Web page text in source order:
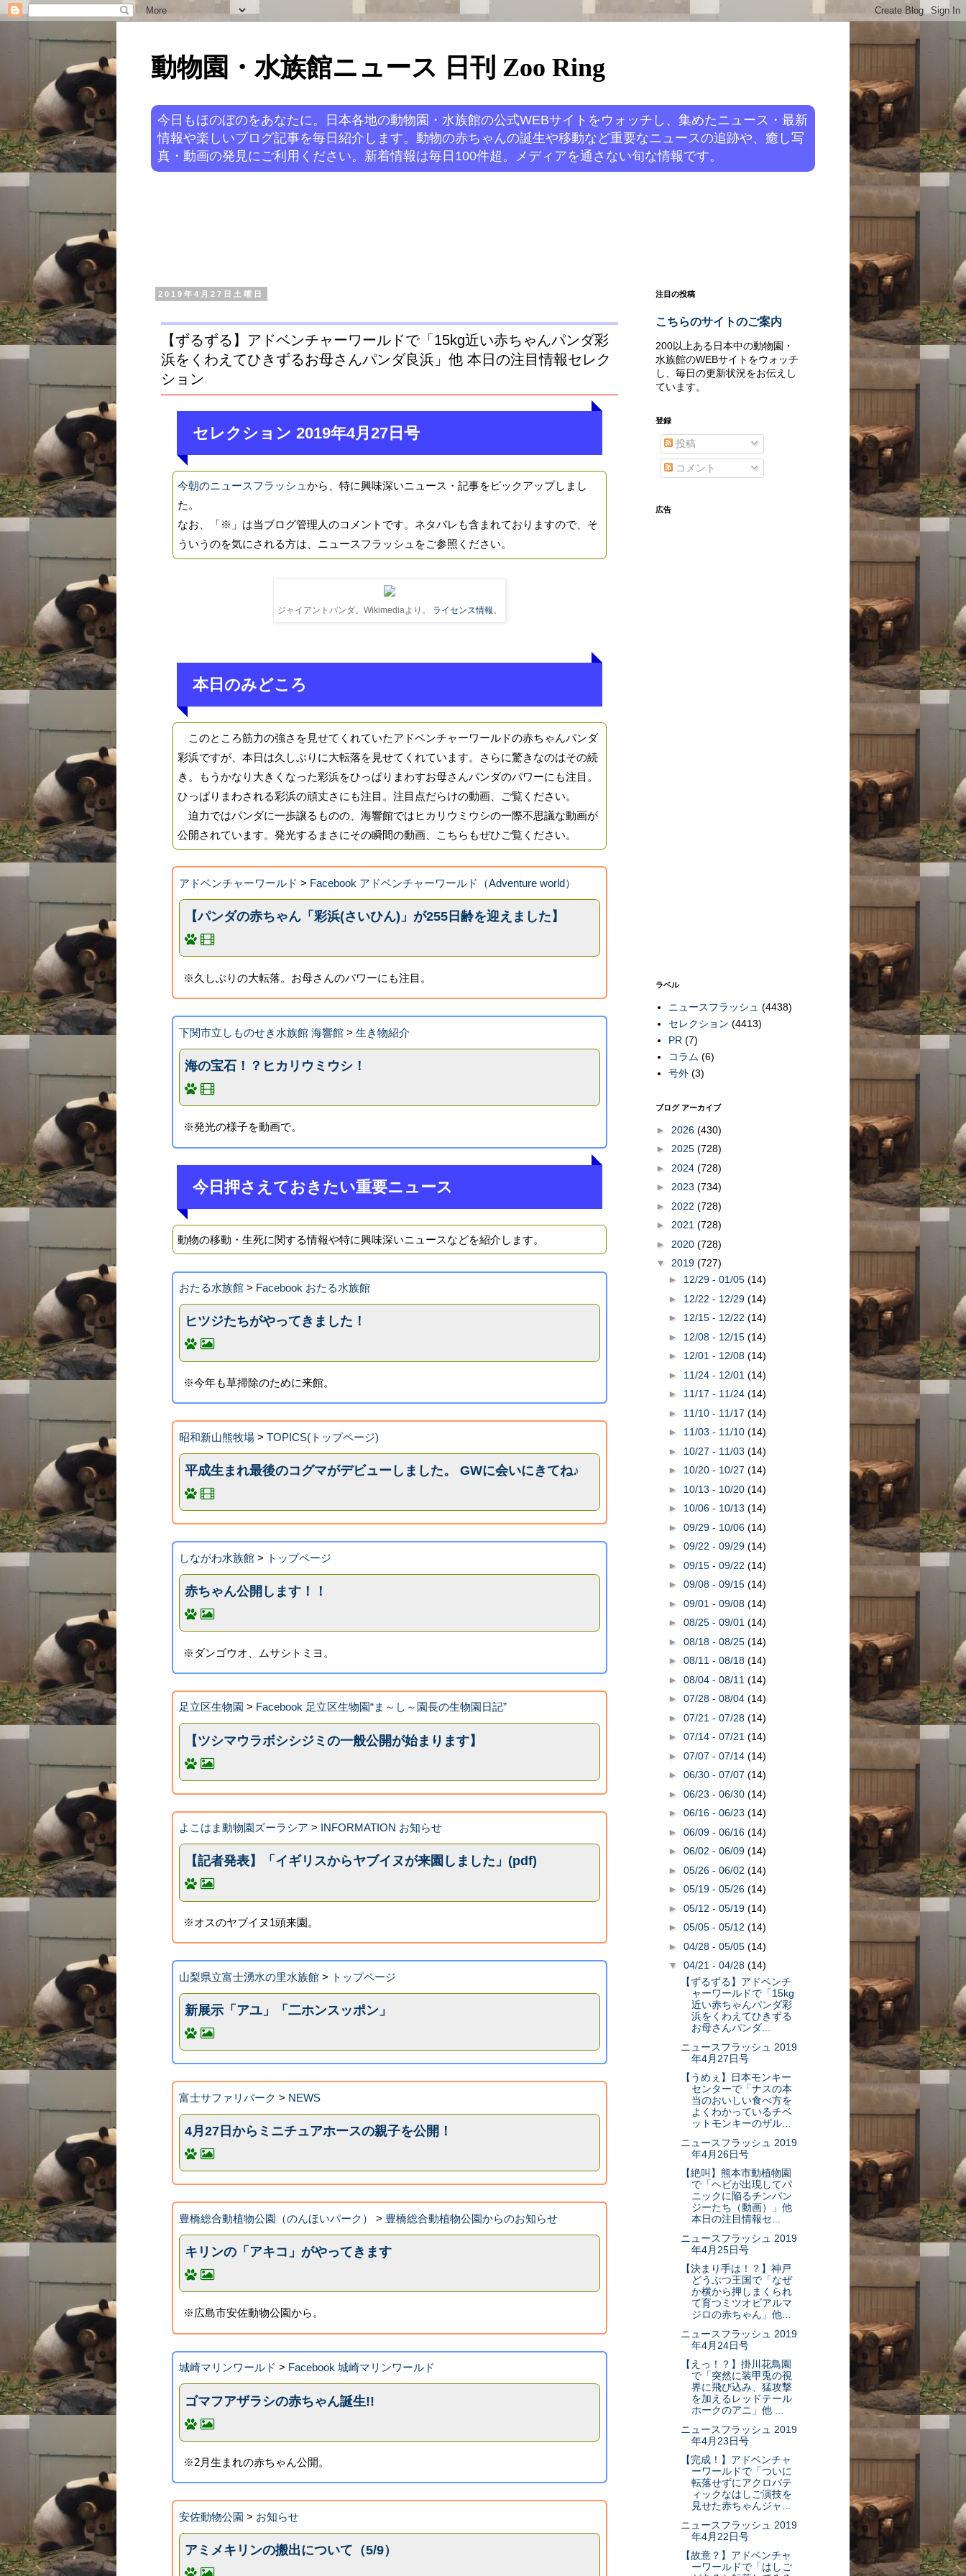
動物園・水族館ニュース 日刊 Zoo Ring
今日もほのぼのをあなたに。日本各地の動物園・水族館の公式WEBサイトをウォッチし、集めたニュース・最新
情報や楽しいブログ記事を毎日紹介します。動物の赤ちゃんの誕生や移動など重要なニュースの追跡や、癒し写
真・動画の発見にご利用ください。新着情報は毎日100件超。メディアを通さない旬な情報です。
2019年4月27日土曜日
【ずるずる】アドベンチャーワールドで「15kg近い赤ちゃんパンダ彩
浜をくわえてひきずるお母さんパンダ良浜」他 本日の注目情報セレク
ション
セレクション 2019年4月27日号
今朝のニュースフラッシュから、特に興味深いニュース・記事をピックアップしまし
た。
なお、「※」は当ブログ管理人のコメントです。ネタバレも含まれておりますので、そ
ういうのを気にされる方は、ニュースフラッシュをご参照ください。
ジャイアントパンダ。Wikimediaより。 ライセンス情報 。
本日のみどころ
このところ筋力の強さを見せてくれていたアドベンチャーワールドの赤ちゃんパンダ
彩浜ですが、本日は久しぶりに大転落を見せてくれています。さらに驚きなのはその続
き。もうかなり大きくなった彩浜をひっぱりまわすお母さんパンダのパワーにも注目。
ひっぱりまわされる彩浜の頑丈さにも注目。注目点だらけの動画、ご覧ください。
迫力ではパンダに一歩譲るものの、海響館ではヒカリウミウシの一際不思議な動画が
公開されています。発光するまさにその瞬間の動画、こちらもぜひご覧ください。
アドベンチャーワールド > Facebook アドベンチャーワールド（Adventure world）
【パンダの赤ちゃん「彩浜(さいひん)」が255日齢を迎えました】
※久しぶりの大転落。お母さんのパワーにも注目。
下関市立しものせき水族館 海響館 >生き物紹介
海の宝石！？ヒカリウミウシ！
※発光の様子を動画で。
今日押さえておきたい重要ニュース
動物の移動・生死に関する情報や特に興味深いニュースなどを紹介します。
おたる水族館 > Facebook おたる水族館
ヒツジたちがやってきました！
※今年も草掃除のために来館。
昭和新山熊牧場 >TOPICS(トップページ)
平成生まれ最後のコグマがデビューしました。 GWに会いにきてね♪
しながわ水族館 > トップページ
赤ちゃん公開します！！
※ダンゴウオ、ムサシトミヨ。
足立区生物園 > Facebook 足立区生物園“ま～し～園長の生物園日記”
【ツシマウラボシシジミの一般公開が始まります】
よこはま動物園ズーラシア > INFORMATION お知らせ
【記者発表】「イギリスからヤブイヌが来園しました」(pdf)
※オスのヤブイヌ1頭来園。
山梨県立富士湧水の里水族館 > トップページ
新展示「アユ」「二ホンスッポン」
富士サファリパーク > NEWS
4月27日からミニチュアホースの親子を公開！
豊橋総合動植物公園（のんほいパーク） > 豊橋総合動植物公園からのお知らせ
キリンの「アキコ」がやってきます
※広島市安佐動物公園から。
城崎マリンワールド > Facebook 城崎マリンワールド
ゴマフアザラシの赤ちゃん誕生!!
※2月生まれの赤ちゃん公開。
安佐動物公園 > お知らせ
アミメキリンの搬出について（5/9）
注目の投稿
こちらのサイトのご案内
200以上ある日本中の動物園・
水族館のWEBサイトをウォッチ
し、毎日の更新状況をお伝えし
ています。
登録
投稿
コメント
広告
ラベル
ニュースフラッシュ (4438)
セレクション (4413)
PR (7)
コラム (6)
号外 (3)
ブログ アーカイブ
► 2026 (430)
► 2025 (728)
► 2024 (728)
► 2023 (734)
► 2022 (728)
► 2021 (728)
► 2020 (728)
▼ 2019 (727)
► 12/29 - 01/05 (14)
► 12/22 - 12/29 (14)
► 12/15 - 12/22 (14)
► 12/08 - 12/15 (14)
► 12/01 - 12/08 (14)
► 11/24 - 12/01 (14)
► 11/17 - 11/24 (14)
► 11/10 - 11/17 (14)
► 11/03 - 11/10 (14)
► 10/27 - 11/03 (14)
► 10/20 - 10/27 (14)
► 10/13 - 10/20 (14)
► 10/06 - 10/13 (14)
► 09/29 - 10/06 (14)
► 09/22 - 09/29 (14)
► 09/15 - 09/22 (14)
► 09/08 - 09/15 (14)
► 09/01 - 09/08 (14)
► 08/25 - 09/01 (14)
► 08/18 - 08/25 (14)
► 08/11 - 08/18 (14)
► 08/04 - 08/11 (14)
► 07/28 - 08/04 (14)
► 07/21 - 07/28 (14)
► 07/14 - 07/21 (14)
► 07/07 - 07/14 (14)
► 06/30 - 07/07 (14)
► 06/23 - 06/30 (14)
► 06/16 - 06/23 (14)
► 06/09 - 06/16 (14)
► 06/02 - 06/09 (14)
► 05/26 - 06/02 (14)
► 05/19 - 05/26 (14)
► 05/12 - 05/19 (14)
► 05/05 - 05/12 (14)
► 04/28 - 05/05 (14)
▼ 04/21 - 04/28 (14)
【ずるずる】アドベンチ
ャーワールドで「15kg
近い赤ちゃんパンダ彩
浜をくわえてひきずる
お母さんパンダ...
ニュースフラッシュ 2019
年4月27日号
【うめぇ】日本モンキー
センターで「ナスの本
当のおいしい食べ方を
よくわかっているチベ
ットモンキーのザル...
ニュースフラッシュ 2019
年4月26日号
【絶叫】熊本市動植物園
で「ヘビが出現してパ
ニックに陥るチンパン
ジーたち（動画）」他
本日の注目情報セ...
ニュースフラッシュ 2019
年4月25日号
【決まり手は！？】神戸
どうぶつ王国で「なぜ
か横から押しまくられ
て育つミツオビアルマ
ジロの赤ちゃん」他...
ニュースフラッシュ 2019
年4月24日号
【えっ！？】掛川花鳥園
で「突然に装甲兎の視
界に飛び込み、猛攻撃
を加えるレッドテール
ホークのアニ」他 ...
ニュースフラッシュ 2019
年4月23日号
【完成！】アドベンチャ
ーワールドで「ついに
転落せずにアクロバテ
ィックなはしご演技を
見せた赤ちゃんジャ...
ニュースフラッシュ 2019
年4月22日号
【故意？】アドベンチャ
ーワールドで「はしご